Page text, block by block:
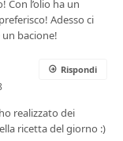
Con l’olio ha un
Adesso ci
bacione!
realizzato dei
ricetta del giorno :)
Rispondi